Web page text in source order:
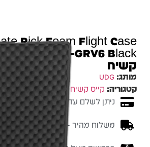
Pick Foam Flight Case
קשיח
מותג: UDG
קטגוריה: קייס קשיח קל Pickfoam
ניתן לשלם עד 10 תשלומים ללא ריבית
משלוח מהיר - זמן אספקה בין 3-5 ימי עסקים